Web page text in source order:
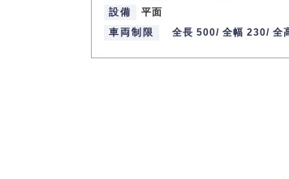
設備
平面
車両制限
全長 500/ 全幅 230/ 全